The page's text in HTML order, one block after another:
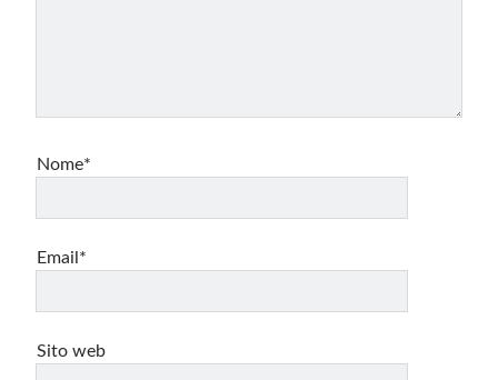
Nome*
Email*
Sito web